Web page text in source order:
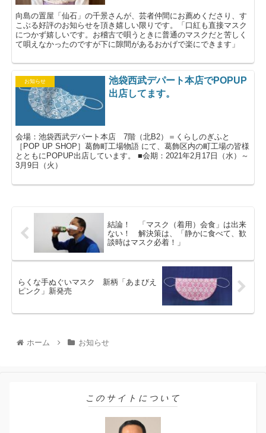
向島の置屋「仙石」の千景さんが、芸者仲間にお薦めくださり、す
こぶる好評のお知らせを頂き嬉しい限りです。「口紅も直接マスク
につかず嬉しいです。お稽古で唄うときに普通のマスクだと苦しく
て唄えなかったのですが下に隙間があるおかげで楽にできます」
お知らせ
池袋西武デパート本店でPOPUP
出店してます。
会場：池袋西武デパート本店 7階（北B2）＝くらしのぎふと
［POP UP SHOP］葛飾町工場物語 にて、葛飾区内の町工場の皆様
とともにPOPUP出店しています。 ■会期：2021年2月17日（水）～
3月9日（火）
結論！ 「マスク（着用）会食」は出来
ない！ 解決策は、「静かに食べて、歓
談時はマスク必着！」
らくな手ぬぐいマスク 新柄「あまびえ
ピンク」新発売
ホーム お知らせ
このサイトについて